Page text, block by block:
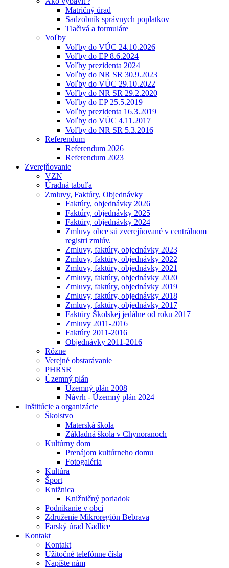
Matričný úrad
Sadzobník správnych poplatkov
Tlačivá a formuláre
Voľby
Voľby do VÚC 24.10.2026
Voľby do EP 8.6.2024
Voľby prezidenta 2024
Voľby do NR SR 30.9.2023
Voľby do VÚC 29.10.2022
Voľby do NR SR 29.2.2020
Voľby do EP 25.5.2019
Voľby prezidenta 16.3.2019
Voľby do VÚC 4.11.2017
Voľby do NR SR 5.3.2016
Referendum
Referendum 2026
Referendum 2023
Zverejňovanie
VZN
Úradná tabuľa
Zmluvy, Faktúry, Objednávky
Faktúry, objednávky 2026
Faktúry, objednávky 2025
Faktúry, objednávky 2024
Zmluvy obce sú zverejňované v centrálnom
registri zmlúv.
Zmluvy, faktúry, objednávky 2023
Zmluvy, faktúry, objednávky 2022
Zmluvy, faktúry, objednávky 2021
Zmluvy, faktúry, objednávky 2020
Zmluvy, faktúry, objednávky 2019
Zmluvy, faktúry, objednávky 2018
Zmluvy, faktúry, objednávky 2017
Faktúry Školskej jedálne od roku 2017
Zmluvy 2011-2016
Faktúry 2011-2016
Objednávky 2011-2016
Rôzne
Verejné obstarávanie
PHRSR
Územný plán
Územný plán 2008
Návrh - Územný plán 2024
Inštitúcie a organizácie
Školstvo
Materská škola
Základná škola v Chynoranoch
Kultúrny dom
Prenájom kultúrneho domu
Fotogaléria
Kultúra
Šport
Knižnica
Knižničný poriadok
Podnikanie v obci
Združenie Mikroregión Bebrava
Farský úrad Nadlice
Kontakt
Kontakt
Užitočné telefónne čísla
Napíšte nám